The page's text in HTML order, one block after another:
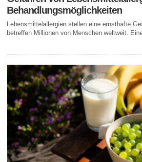
Behandlungsmöglichkeiten
Lebensmittelallergien stellen eine ernsthafte
betreffen Millionen von Menschen weltweit.